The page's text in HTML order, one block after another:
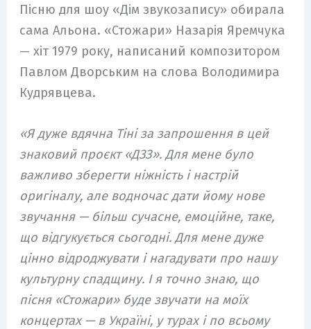
Пісню для шоу «Дім звукозапису» обирала
сама Альона. «Стожари» Назарія Яремчука
— хіт 1979 року, написаний композитором
Павлом Дворським на слова Володимира
Кудрявцева.
«Я дуже вдячна Тіні за запрошення в цей
знаковий проєкт «ДЗЗ». Для мене було
важливо зберегти ніжність і настрій
оригіналу, але водночас дати йому нове
звучання — більш сучасне, емоційне, таке,
що відгукується сьогодні. Для мене дуже
цінно відроджувати і нагадувати про нашу
культурну спадщину. І я точно знаю, що
пісня «Стожари» буде звучати на моїх
концертах — в Україні, у турах і по всьому